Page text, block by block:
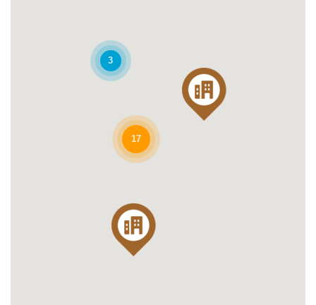
K Space Design Co.,Ltd
Kitloeddee Aluminium Installation Co.,Ltd
Kitrungruang Aluminium Ltd.,Part.
KS Good Living and Supply Ltd. Part.
Master Home Builder And Design Co., Ltd.
17
3